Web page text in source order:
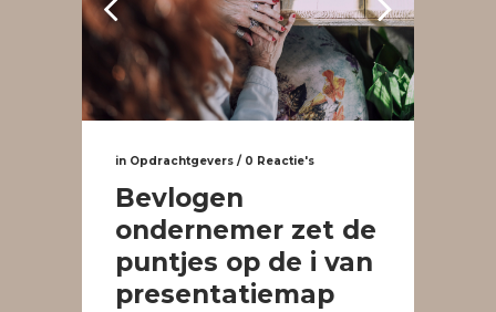
in Opdrachtgevers / 0 Reactie's
Bevlogen
ondernemer zet de
puntjes op de i van
presentatiemap